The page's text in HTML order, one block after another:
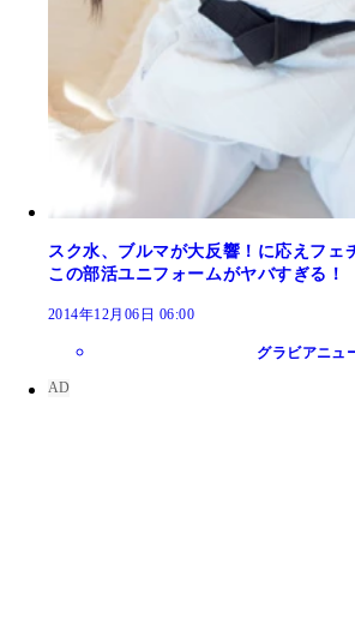
スク水、ブルマが大反響！に応えフェ
この部活ユニフォームがヤバすぎる！
2014年12月06日 06:00
グラビアニュ